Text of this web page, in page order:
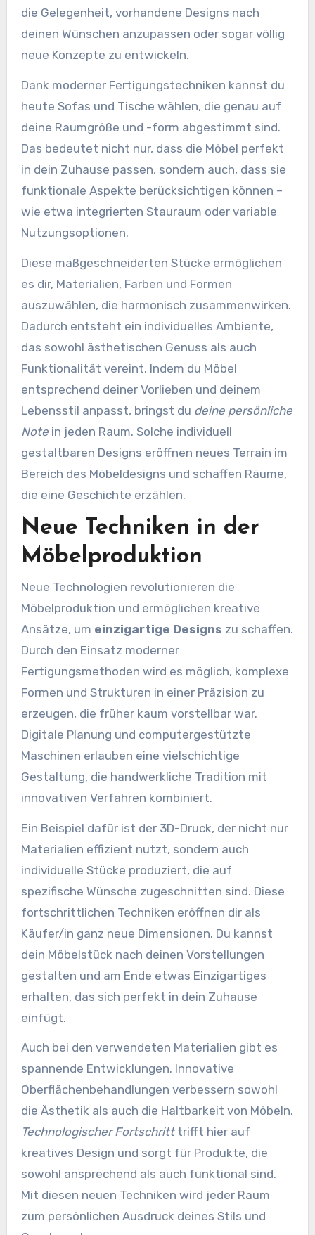
die Gelegenheit, vorhandene Designs nach
deinen Wünschen anzupassen oder sogar völlig
neue Konzepte zu entwickeln.
Dank moderner Fertigungstechniken kannst du
heute Sofas und Tische wählen, die genau auf
deine Raumgröße und -form abgestimmt sind.
Das bedeutet nicht nur, dass die Möbel perfekt
in dein Zuhause passen, sondern auch, dass sie
funktionale Aspekte berücksichtigen können –
wie etwa integrierten Stauraum oder variable
Nutzungsoptionen.
Diese maßgeschneiderten Stücke ermöglichen
es dir, Materialien, Farben und Formen
auszuwählen, die harmonisch zusammenwirken.
Dadurch entsteht ein individuelles Ambiente,
das sowohl ästhetischen Genuss als auch
Funktionalität vereint. Indem du Möbel
entsprechend deiner Vorlieben und deinem
Lebensstil anpasst, bringst du deine persönliche
Notein jeden Raum. Solche individuell
gestaltbaren Designs eröffnen neues Terrain im
Bereich des Möbeldesigns und schaffen Räume,
die eine Geschichte erzählen.
Neue Techniken in der
Möbelproduktion
Neue Technologien revolutionieren die
Möbelproduktion und ermöglichen kreative
Ansätze, um einzigartige Designs zu schaffen.
Durch den Einsatz moderner
Fertigungsmethoden wird es möglich, komplexe
Formen und Strukturen in einer Präzision zu
erzeugen, die früher kaum vorstellbar war.
Digitale Planung und computergestützte
Maschinen erlauben eine vielschichtige
Gestaltung, die handwerkliche Tradition mit
innovativen Verfahren kombiniert.
Ein Beispiel dafür ist der 3D-Druck, der nicht nur
Materialien effizient nutzt, sondern auch
individuelle Stücke produziert, die auf
spezifische Wünsche zugeschnitten sind. Diese
fortschrittlichen Techniken eröffnen dir als
Käufer/in ganz neue Dimensionen. Du kannst
dein Möbelstück nach deinen Vorstellungen
gestalten und am Ende etwas Einzigartiges
erhalten, das sich perfekt in dein Zuhause
einfügt.
Auch bei den verwendeten Materialien gibt es
spannende Entwicklungen. Innovative
Oberflächenbehandlungen verbessern sowohl
die Ästhetik als auch die Haltbarkeit von Möbeln.
Technologischer Fortschritttrifft hier auf
kreatives Design und sorgt für Produkte, die
sowohl ansprechend als auch funktional sind.
Mit diesen neuen Techniken wird jeder Raum
zum persönlichen Ausdruck deines Stils und